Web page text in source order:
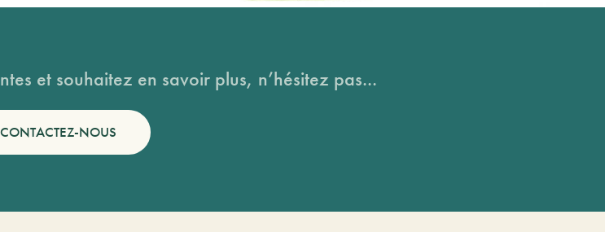
et souhaitez en savoir plus, n’hésitez pas...
CONTACTEZ-NOUS